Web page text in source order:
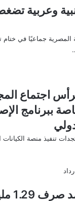
جماعيًا في ختام
اجتماع
ببرنامج
تنفيذ منصة الكيانات